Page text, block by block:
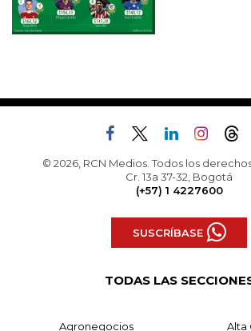
© 2026, RCN Medios. Todos los
Cr. 13a 37-32, Bogotá
(+57) 1 4227600
SUSCRÍBASE
TODAS LAS
Agronegocios Alta